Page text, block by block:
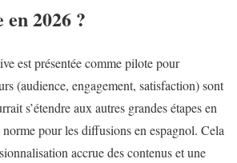
2026 ?
est présentée comme pilote pour
(audience, engagement, satisfaction) sont
s’étendre aux autres grandes étapes en
pour les diffusions en espagnol. Cela
accrue des contenus et une